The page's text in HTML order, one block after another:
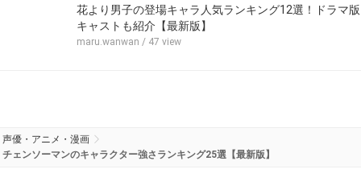
花より男子の登場キャラ人気ランキング12選！ドラマ版
キャストも紹介【最新版】
maru.wanwan / 47 view
声優・アニメ・漫画
チェンソーマンのキャラクター強さランキング25選【最新版】